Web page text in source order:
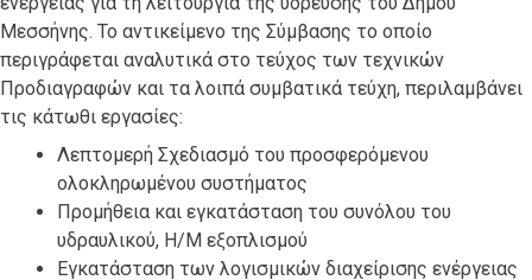
Μεσσήνης. Το αντικείμενο της Σύμβασης το οποίο
περιγράφεται αναλυτικά στο τεύχος των τεχνικών
Προδιαγραφών και τα λοιπά συμβατικά τεύχη, περιλαμβάνει
τις κάτωθι εργασίες:
Λεπτομερή Σχεδιασμό του προσφερόμενου
ολοκληρωμένου συστήματος
Προμήθεια και εγκατάσταση του συνόλου του
υδραυλικού, Η/Μ εξοπλισμού
Εγκατάσταση των λογισμικών διαχείρισης ενέργειας